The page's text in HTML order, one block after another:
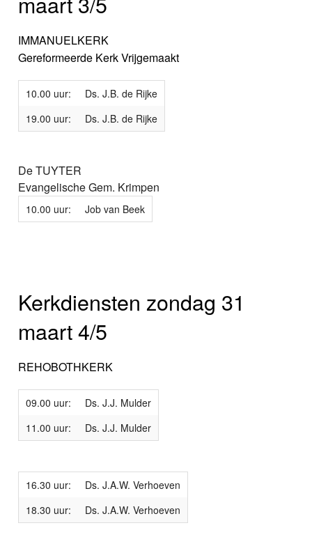
IMMANUELKERK
Gereformeerde Kerk Vrijgemaakt
10.00 uur:
Ds. J.B. de Rijke
19.00 uur:
Ds. J.B. de Rijke
De TUYTER
Evangelische Gem. Krimpen
10.00 uur: Job van Beek
Kerkdiensten zondag 31
maart 4/5
REHOBOTHKERK
09.00 uur:
Ds. J.J. Mulder
11.00 uur:
Ds. J.J. Mulder
16.30 uur:
Ds. J.A.W. Verhoeven
18.30 uur:
Ds. J.A.W. Verhoeven